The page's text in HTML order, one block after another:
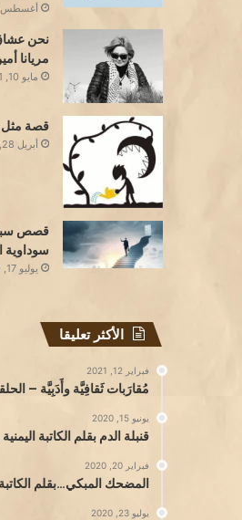
أغسطس 19, 2020
نحن عشاق
مريانا
مايو 10, 2021
قصة
أبريل 28, 2020
قصص
سوداوية
يوليو 17, 2019
الأكثر تعليقا
فبراير 12, 2021
مُقارَبات ثَقافِيَّة وأَدَبِيَّة –
يونيو 15, 2020
قنبلة الدم بقلم الكاتبة
فبراير 20, 2020
المضحك المبكي…بقلم
يوليو 23, 2020